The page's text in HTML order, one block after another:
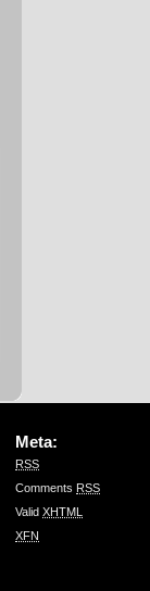
Meta:
RSS
Comments RSS
Valid XHTML
XFN